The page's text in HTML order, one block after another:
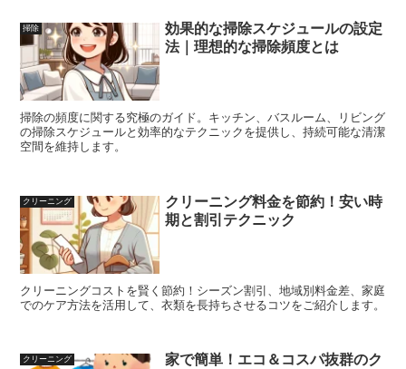
掃除
効果的な掃除スケジュールの設定
法｜理想的な掃除頻度とは
掃除の頻度に関する究極のガイド。キッチン、バスルーム、リビング
の掃除スケジュールと効率的なテクニックを提供し、持続可能な清潔
空間を維持します。
クリーニング
クリーニング料金を節約！安い時
期と割引テクニック
クリーニングコストを賢く節約！シーズン割引、地域別料金差、家庭
でのケア方法を活用して、衣類を長持ちさせるコツをご紹介します。
クリーニング
家で簡単！エコ＆コスパ抜群のク